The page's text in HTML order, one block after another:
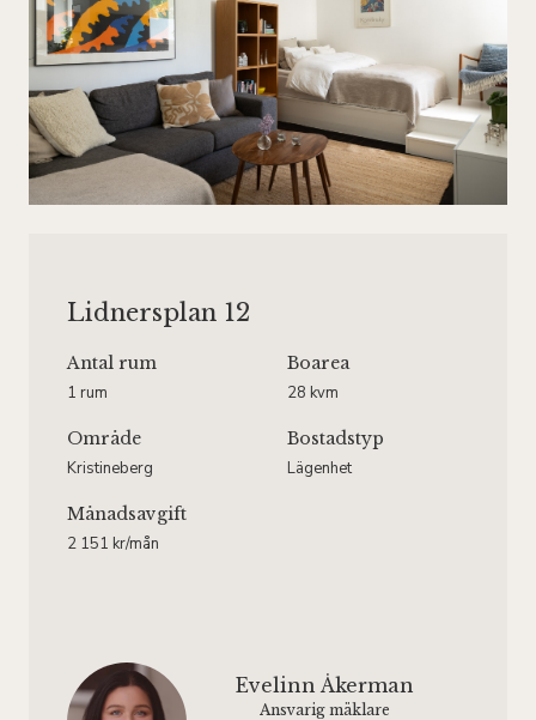
Lidnersplan 12
Antal rum
1 rum
Boarea
28 kvm
Område
Kristineberg
Bostadstyp
Lägenhet
Månadsavgift
2 151 kr/mån
Evelinn Åkerman
Ansvarig mäklare